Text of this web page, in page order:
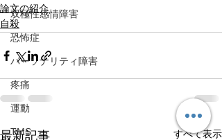
双極性感情障害
恐怖症
パーソナリティ障害
疼痛
運動
TMS
論文の紹介
自殺
最新記事 すべて表示